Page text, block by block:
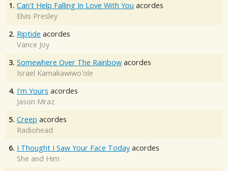
1. Can't Help Falling In Love With You acordes
Elvis Presley
2. Riptide acordes
Vance Joy
3. Somewhere Over The Rainbow acordes
Israel Kamakawiwo'ole
4. I'm Yours acordes
Jason Mraz
5. Creep acordes
Radiohead
6. I Thought I Saw Your Face Today acordes
She and Him